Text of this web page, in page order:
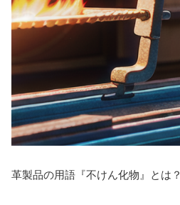
革製品の用語『不けん化物』とは？